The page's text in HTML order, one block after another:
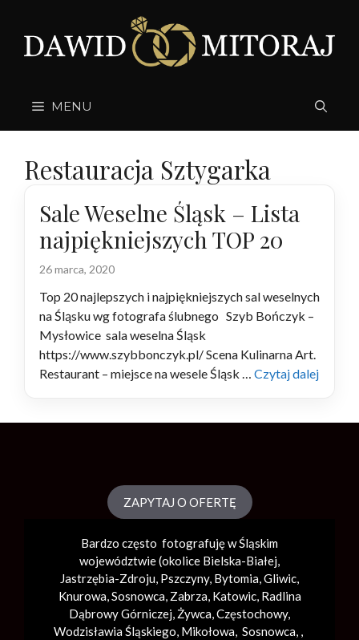
MENU
Restauracja Sztygarka
Sale Weselne Śląsk – Lista
najpiękniejszych TOP 20
26 marca, 2020
Top 20 najlepszych i najpiękniejszych sal weselnych
na Śląsku wg fotografa ślubnego Szyb Bończyk –
Mysłowice sala weselna Śląsk
https://www.szybbonczyk.pl/ Scena Kulinarna Art.
Restaurant – miejsce na wesele Śląsk … Czytaj dalej
ZAPYTAJ O OFERTĘ
Bardzo często fotografuję w Śląskim
województwie (okolice Bielska-Białej,
Jastrzębia-Zdroju, Pszczyny, Bytomia, Gliwic,
Knurowa, Sosnowca, Zabrza, Katowic, Radlina
Dąbrowy Górniczej, Żywca, Częstochowy,
Wodzisławia Śląskiego, Mikołowa, Sosnowca, ,